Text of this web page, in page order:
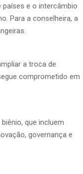
e o intercâmbio
Para a conselheira, a
a troca de
comprometido em
que incluem
governança e